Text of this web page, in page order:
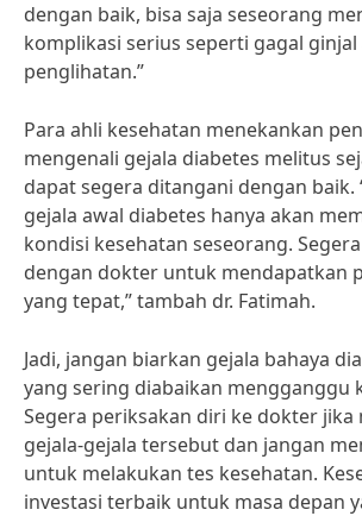
dengan baik, bisa saja seseorang
komplikasi serius seperti gagal
penglihatan.”
Para ahli kesehatan menekankan
mengenali gejala diabetes melitus
dapat segera ditangani dengan baik.
gejala awal diabetes hanya akan
kondisi kesehatan seseorang.
dengan dokter untuk mendapatkan
yang tepat,” tambah dr. Fatimah.
Jadi, jangan biarkan gejala bahaya
yang sering diabaikan mengganggu
Segera periksakan diri ke dokter jika
gejala-gejala tersebut dan jangan
untuk melakukan tes kesehatan.
investasi terbaik untuk masa depan